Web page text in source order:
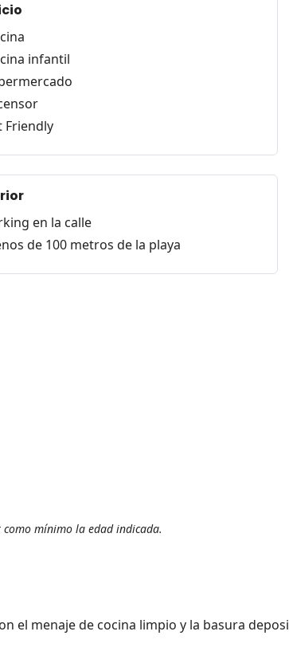
infantil
Friendly
en la calle
de 100 metros de la playa
mínimo la edad indicada.
el menaje de cocina limpio y la basura